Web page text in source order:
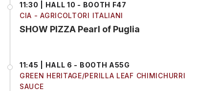
11:30 | HALL 10 - BOOTH F47
CIA - AGRICOLTORI ITALIANI
SHOW PIZZA Pearl of Puglia
11:45 | HALL 6 - BOOTH A55G
GREEN HERITAGE/PERILLA LEAF CHIMICHURRI
SAUCE